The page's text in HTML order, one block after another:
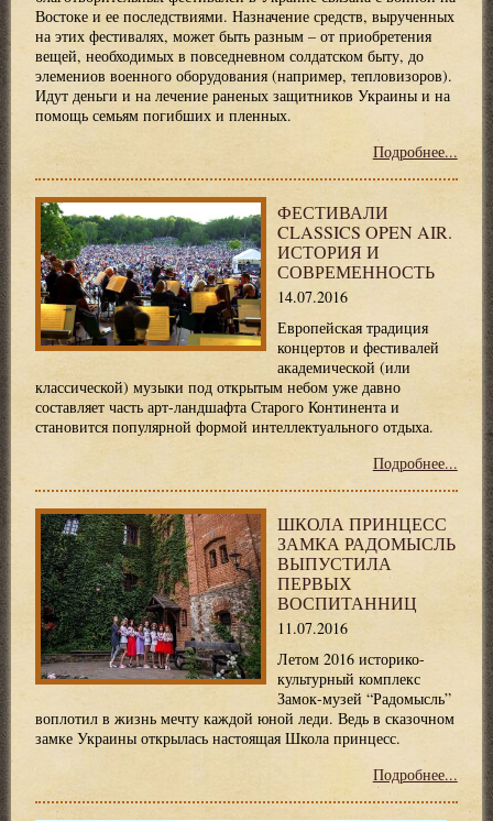
Востоке и ее последствиями. Назначение средств, вырученных
на этих фестивалях, может быть разным – от приобретения
вещей, необходимых в повседневном солдатском быту, до
элемениов военного оборудования (например, тепловизоров).
Идут деньги и на лечение раненых защитников Украины и на
помощь семьям погибших и пленных.
Подробнее...
ФЕСТИВАЛИ
CLASSICS OPEN AIR.
ИСТОРИЯ И
СОВРЕМЕННОСТЬ
14.07.2016
Европейская традиция
концертов и фестивалей
академической (или
классической) музыки под открытым небом уже давно
составляет часть арт-ландшафта Старого Континента и
становится популярной формой интеллектуального отдыха.
Подробнее...
ШКОЛА ПРИНЦЕСС
ЗАМКА РАДОМЫСЛЬ
ВЫПУСТИЛА
ПЕРВЫХ
ВОСПИТАННИЦ
11.07.2016
Летом 2016 историко-
культурный комплекс
Замок-музей “Радомысль”
воплотил в жизнь мечту каждой юной леди. Ведь в сказочном
замке Украины открылась настоящая Школа принцесс.
Подробнее...